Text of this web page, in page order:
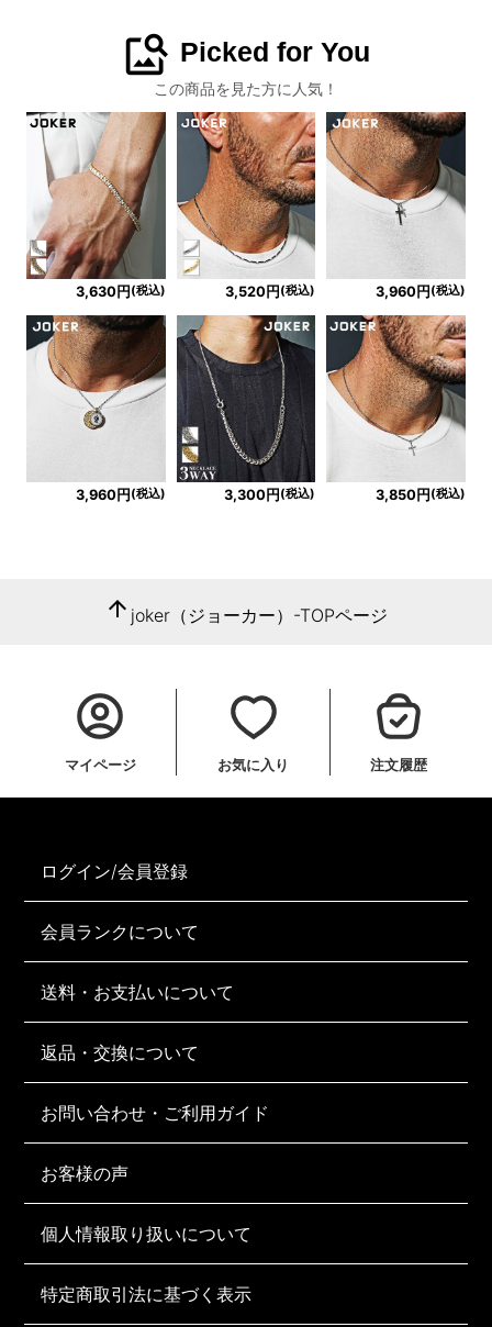
image_search Picked for You
この商品を見た方に人気！
3,630円 (税込) 3,520円 (税込) 3,960円 (税込)
3,960円 (税込) 3,300円 (税込) 3,850円 (税込)
arrow_upward joker（ジョーカー）-TOPページ
マイページ お気に入り 注文履歴
ログイン/会員登録
会員ランクについて
送料・お支払いについて
返品・交換について
お問い合わせ・ご利用ガイド
お客様の声
個人情報取り扱いについて
特定商取引法に基づく表示